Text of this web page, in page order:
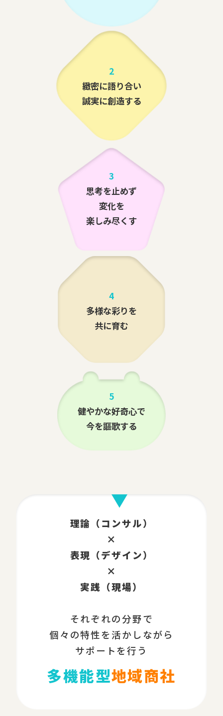
2
緻密に語り合い
誠実に創造する
3
思考を止めず
変化を
楽しみ尽くす
4
多様な彩りを
共に育む
5
健やかな好奇心で
今を謳歌する
理論（コンサル）
×
表現（デザイン）
×
実践（現場）
それぞれの分野で
個々の特性を活かしながら
サポートを行う
多機能型地域商社